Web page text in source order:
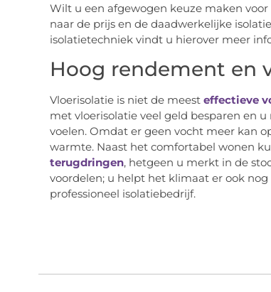
Wilt u een afgewogen keuze maken
naar de prijs en de daadwerkelijke
isolatietechniek vindt u hierover meer
Hoog rendement en
Vloerisolatie is niet de meest effectieve
met vloerisolatie veel geld besparen en
voelen. Omdat er geen vocht meer kan
warmte. Naast het comfortabel wonen
terugdringen, hetgeen u merkt in de
voordelen; u helpt het klimaat er ook
professioneel isolatiebedrijf.